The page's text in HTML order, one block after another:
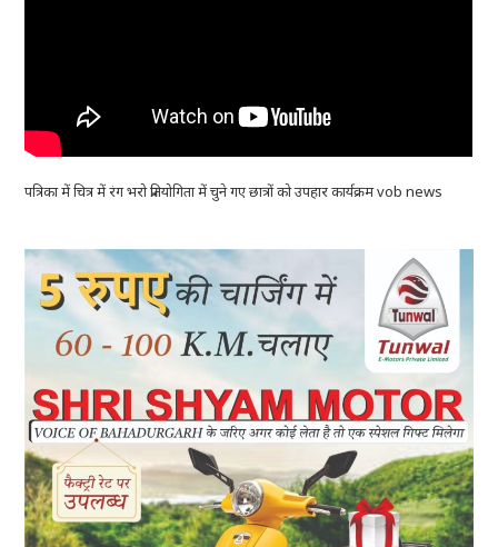
पत्रिका में चित्र में रंग भरो प्रतियोगिता में चुने गए छात्रों को उपहार कार्यक्रम vob news